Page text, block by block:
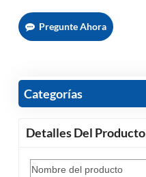
Pregunte Ahora
Categorías
Detalles Del Producto
Nombre del producto